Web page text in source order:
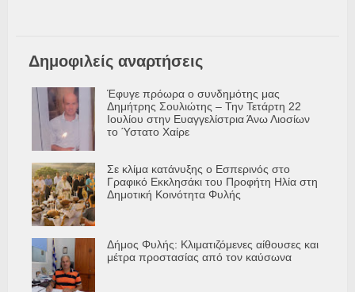
Δημοφιλείς αναρτήσεις
Έφυγε πρόωρα ο συνδημότης μας
Δημήτρης Σουλιώτης – Την Τετάρτη 22
Ιουλίου στην Ευαγγελίστρια Άνω Λιοσίων
το Ύστατο Χαίρε
Σε κλίμα κατάνυξης ο Εσπερινός στο
Γραφικό Εκκλησάκι του Προφήτη Ηλία στη
Δημοτική Κοινότητα Φυλής
Δήμος Φυλής: Κλιματιζόμενες αίθουσες και
μέτρα προστασίας από τον καύσωνα